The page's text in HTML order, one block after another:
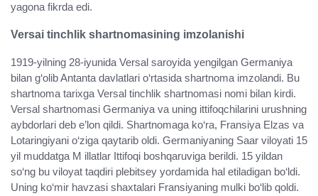
yagona fikrda edi.
Versai tinchlik shartnomasining imzolanishi
1919-yilning 28-iyunida Versal saroyida yengilgan Germaniya
bilan g‘olib Antanta davlatlari o‘rtasida shartnoma imzolandi. Bu
shartnoma tarixga Versal tinchlik shartnomasi nomi bilan kirdi.
Versal shartnomasi Germaniya va uning ittifoqchilarini urushning
aybdorlari deb e’lon qildi. Shartnomaga ko‘ra, Fransiya Elzas va
Lotaringiyani o‘ziga qaytarib oldi. Germaniyaning Saar viloyati 15
yil muddatga M illatlar Ittifoqi boshqaruviga berildi. 15 yildan
so‘ng bu viloyat taqdiri plebitsey yordamida hal etiladigan bo‘ldi.
Uning ko‘mir havzasi shaxtalari Fransiyaning mulki bo‘lib qoldi.